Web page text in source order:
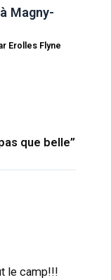
Magny-
Erolles Flyne
que belle”
le camp!!!